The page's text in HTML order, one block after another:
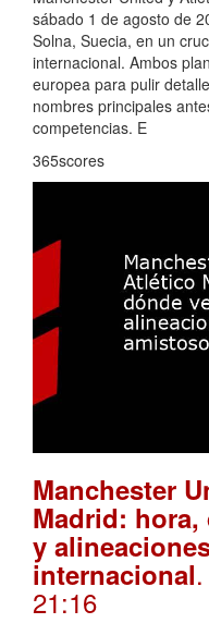
sábado 1 de agosto de
Solna, Suecia, en un
internacional. Ambos
europea para pulir
nombres principales
competencias. E
365scores
Manchester
Madrid: hora,
y
internacional
21:16